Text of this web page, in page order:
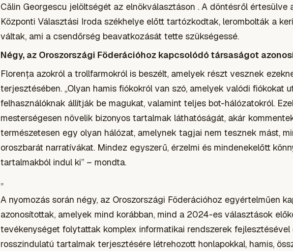
Călin Georgescu jelöltségét az elnökválasztáson . A döntésről értesülve
Központi Választási Iroda székhelye előtt tartózkodtak, lerombolták a
váltak, ami a csendőrség beavatkozását tette szükségessé.
Négy, az Oroszországi Föderációhoz kapcsolódó társaságot
Florența azokról a trollfarmokról is beszélt, amelyek részt vesznek
terjesztésében. „Olyan hamis fiókokról van szó, amelyek valódi fiókokat
felhasználóknak állítják be magukat, valamint teljes bot-hálózatokról.
mesterségesen növelik bizonyos tartalmak láthatóságát, akár
természetesen egy olyan hálózat, amelynek tagjai nem tesznek mást,
oroszbarát narratívákat. Mindez egyszerű, érzelmi és mindenekelőtt
tartalmakból indul ki” – mondta.
„
A nyomozás során négy, az Oroszországi Föderációhoz egyértelműen
azonosítottak, amelyek mind korábban, mind a 2024-es választások
tevékenységet folytattak komplex informatikai rendszerek
rosszindulatú tartalmak terjesztésére létrehozott honlapokkal, hamis,